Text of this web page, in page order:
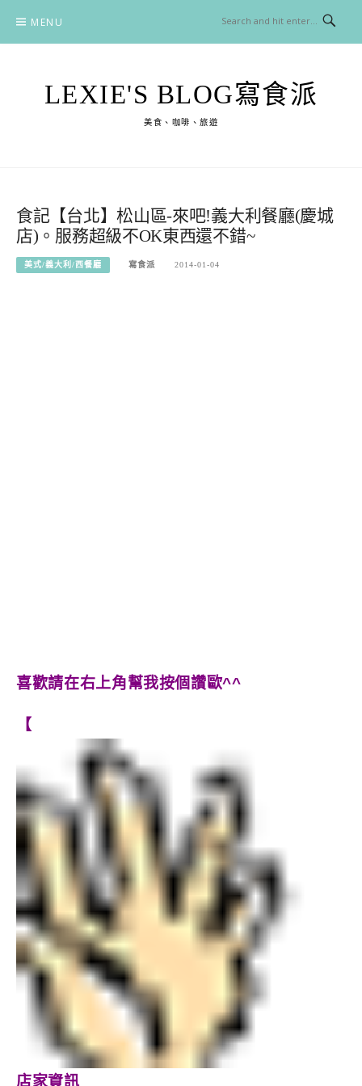
content
MENU
LEXIE'S BLOG寫食派
美食、咖啡、旅遊
食記【台北】松山區-來吧!義大利餐廳(慶城
店)。服務超級不OK東西還不錯~
美式/義大利/西餐廳 寫食派 2014-01-04
喜歡請在右上角幫我按個讚歐^^
【
店家資訊